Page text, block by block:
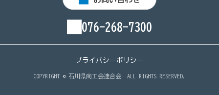
076-268-7300
プライバシーポリシー
COPYRIGHT © 石川県商工会連合会 ALL RIGHTS RESERVED.
石川県内の商工会の支援事例
行きます・聞きます・提案します そして伴走します～
会報「商工かが．のと」